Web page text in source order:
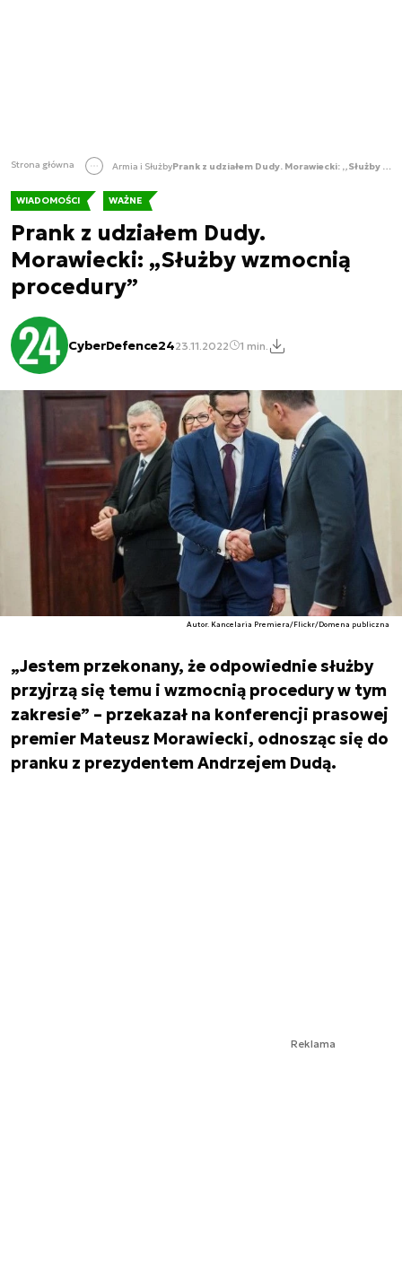
Strona główna Armia i Służby Prank z udziałem Dudy. Morawiecki: „Służby wzmocnią procedury”
WIADOMOŚCI WAŻNE
Prank z udziałem Dudy.
Morawiecki: „Służby wzmocnią
procedury”
CyberDefence2423.11.2022 1 min.
Autor. Kancelaria Premiera/Flickr/Domena publiczna
„Jestem przekonany, że odpowiednie służby
przyjrzą się temu i wzmocnią procedury w tym
zakresie” – przekazał na konferencji prasowej
premier Mateusz Morawiecki, odnosząc się do
pranku z prezydentem Andrzejem Dudą.
Reklama